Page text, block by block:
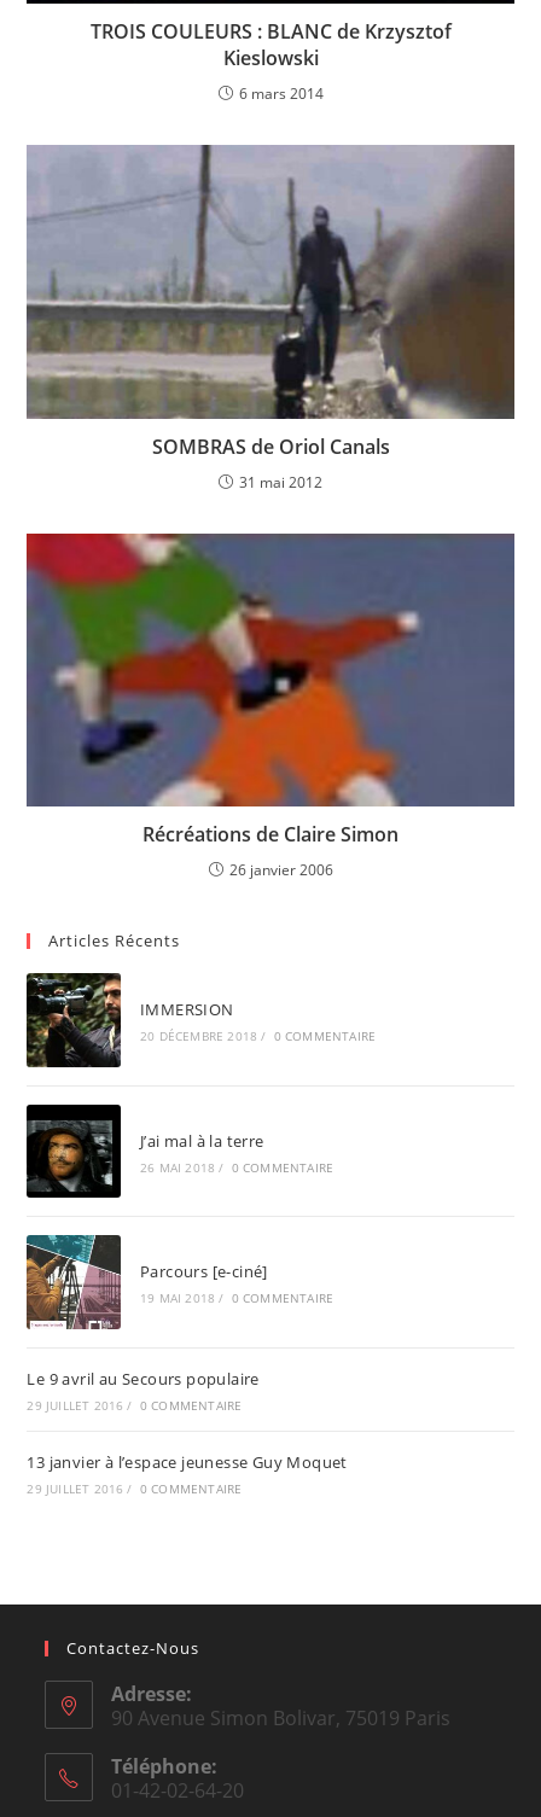
TROIS COULEURS : BLANC de Krzysztof
Kieslowski
6 mars 2014
SOMBRAS de Oriol Canals
31 mai 2012
Récréations de Claire Simon
26 janvier 2006
Articles Récents
IMMERSION
20 DÉCEMBRE 2018 / 0 COMMENTAIRE
J’ai mal à la terre
26 MAI 2018 / 0 COMMENTAIRE
Parcours [e-ciné]
19 MAI 2018 / 0 COMMENTAIRE
Le 9 avril au Secours populaire
29 JUILLET 2016 / 0 COMMENTAIRE
13 janvier à l’espace jeunesse Guy Moquet
29 JUILLET 2016 / 0 COMMENTAIRE
Contactez-Nous
Adresse:
90 Avenue Simon Bolivar, 75019 Paris
Téléphone:
01-42-02-64-20